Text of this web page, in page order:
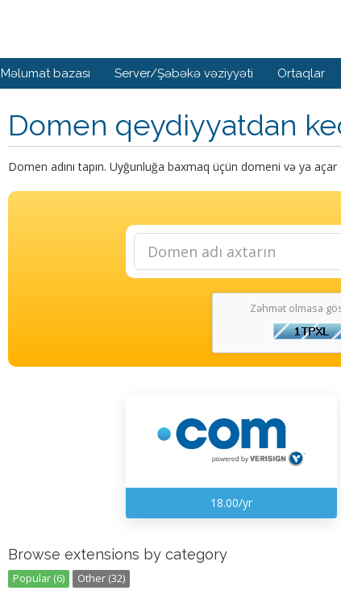
Məlumat bazası Server/Şəbəkə vəziyyəti Ortaqlar
Domen qeydiyyatdan
Domen adını tapın. Uyğunluğa baxmaq üçün domeni və ya
Zəhmət olmasa
18.00/yr
Browse extensions by category
Popular (6) Other (32)